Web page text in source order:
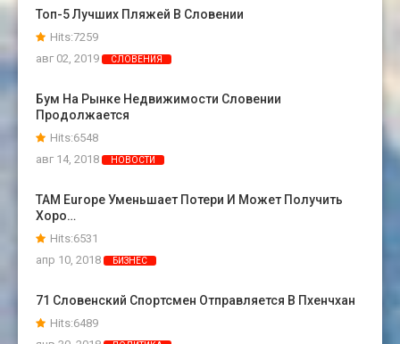
Топ-5 Лучших Пляжей В Словении
Hits:7259
авг 02, 2019
СЛОВЕНИЯ
Бум На Рынке Недвижимости Словении
Продолжается
Hits:6548
авг 14, 2018
НОВОСТИ
TAM Europe Уменьшает Потери И Может Получить
Хоро…
Hits:6531
апр 10, 2018
БИЗНЕС
71 Словенский Спортсмен Отправляется В Пхенчхан
Hits:6489